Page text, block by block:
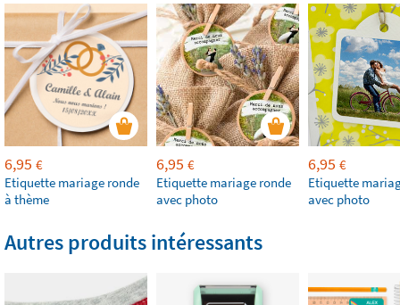
6,95 €
Etiquette mariage ronde
à thème
6,95 €
Etiquette mariage ronde
avec photo
6,95 €
Etiquette
avec photo
Autres produits intéressants